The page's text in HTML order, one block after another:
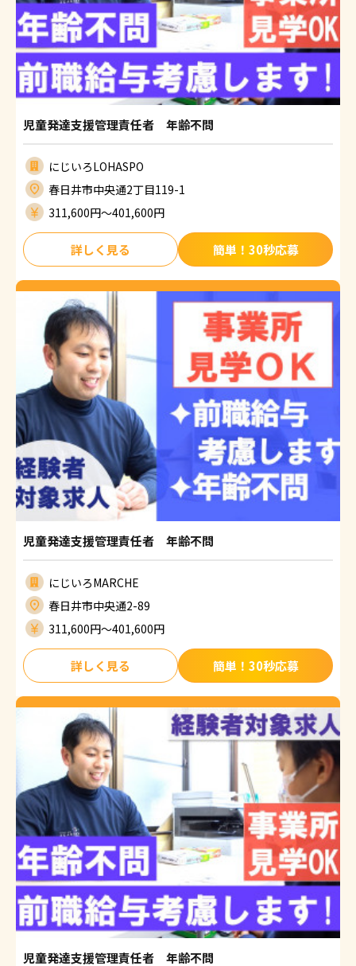
児童発達支援管理責任者 年齢不問
にじいろLOHASPO
春日井市中央通2丁目119-1
311,600円〜401,600円
詳しく見る 簡単！30秒応募
児童発達支援管理責任者 年齢不問
にじいろMARCHE
春日井市中央通2-89
311,600円〜401,600円
詳しく見る 簡単！30秒応募
児童発達支援管理責任者 年齢不問